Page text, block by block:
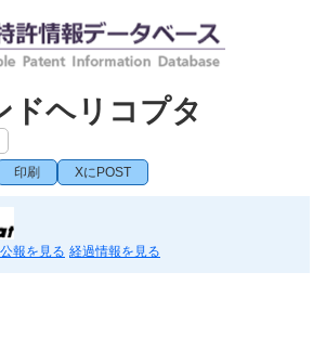
ドヘリコプタ
印刷 XにPOST
報を見る 経過情報を見る